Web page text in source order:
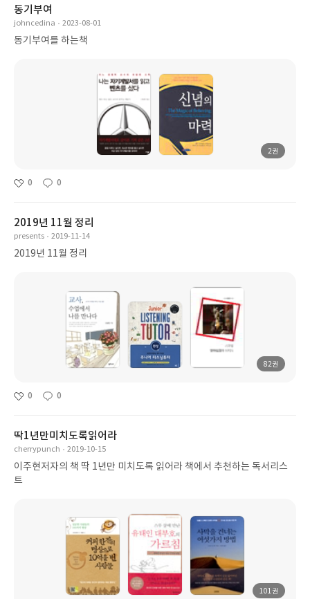
동기부여
johncedina 2023-08-01
동기부여를 하는책
2권
0 0
2019년 11월 정리
presents 2019-11-14
2019년 11월 정리
82권
0 0
딱1년만미치도록읽어라
cherrypunch 2019-10-15
이주현저자의 책 딱 1년만 미치도록 읽어라 책에서 추천하는 독서리스
트
101권